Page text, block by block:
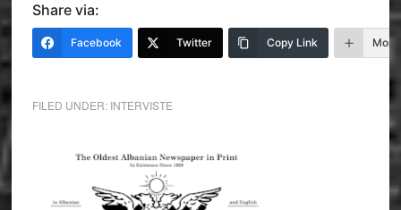
Share via:
Facebook Twitter Copy Link More
FILED UNDER: INTERVISTE